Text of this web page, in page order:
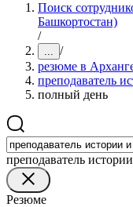
Поиск
Башкортостан)
/
... /
резюме в
преподаватель
полный день
преподаватель
Резюме